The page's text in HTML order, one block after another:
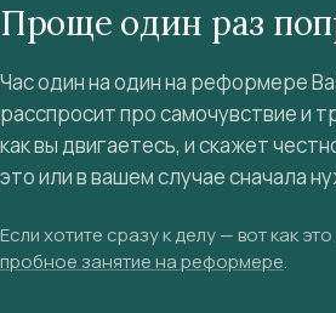
Проще один раз
Час один на один на реформере
расспросит про самочувствие и
как вы двигаетесь, и скажет
это или в вашем случае сначала
Если хотите сразу к делу — вот как
пробное занятие на реформере.